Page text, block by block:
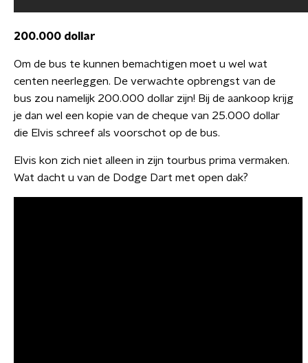
200.000 dollar
Om de bus te kunnen bemachtigen moet u wel wat
centen neerleggen. De verwachte opbrengst van de
bus zou namelijk 200.000 dollar zijn! Bij de aankoop krijg
je dan wel een kopie van de cheque van 25.000 dollar
die Elvis schreef als voorschot op de bus.
Elvis kon zich niet alleen in zijn tourbus prima vermaken.
Wat dacht u van de Dodge Dart met open dak?